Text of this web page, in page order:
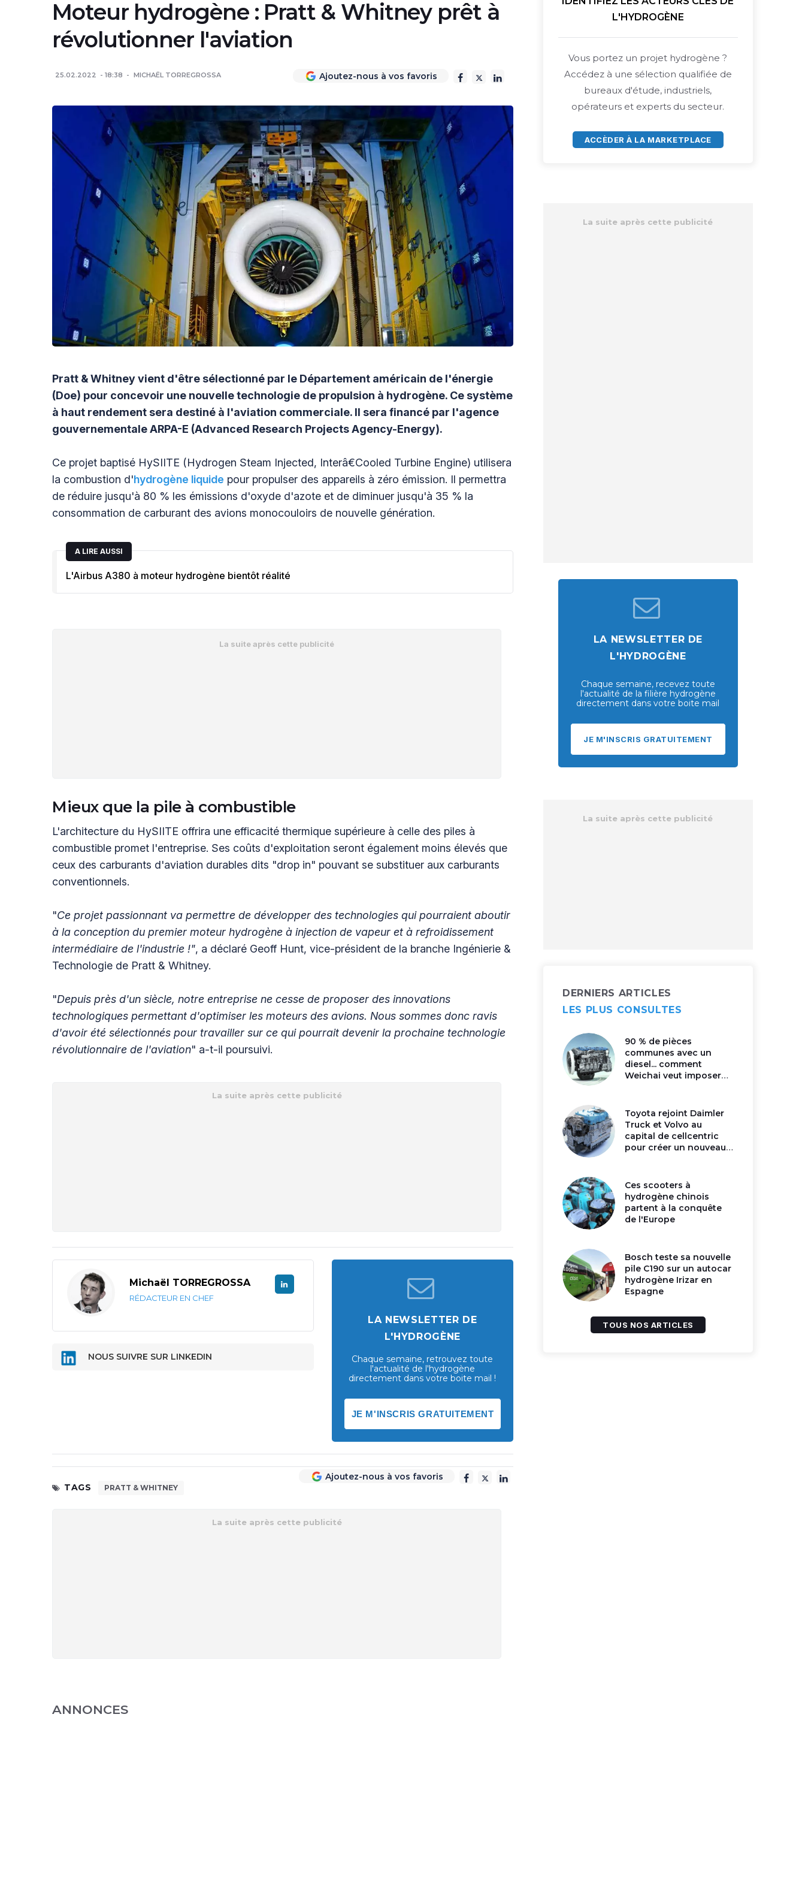
Moteur hydrogène : Pratt & Whitney prêt à
révolutionner l'aviation
25.02.2022 18:38 MICHAËL TORREGROSSA Ajoutez-nous à vos favoris
Pratt & Whitney vient d'être sélectionné par le Département américain de l'énergie
(Doe) pour concevoir une nouvelle technologie de propulsion à hydrogène. Ce système
à haut rendement sera destiné à l'aviation commerciale. Il sera financé par l'agence
gouvernementale ARPA-E (Advanced Research Projects Agency-Energy).
Ce projet baptisé HySIITE (Hydrogen Steam Injected, Interâ€Cooled Turbine Engine) utilisera
la combustion d'hydrogène liquide pour propulser des appareils à zéro émission. Il permettra
de réduire jusqu'à 80 % les émissions d'oxyde d'azote et de diminuer jusqu'à 35 % la
consommation de carburant des avions monocouloirs de nouvelle génération.
A LIRE AUSSI
L'Airbus A380 à moteur hydrogène bientôt réalité
Mieux que la pile à combustible
L'architecture du HySIITE offrira une efficacité thermique supérieure à celle des piles à
combustible promet l'entreprise. Ses coûts d'exploitation seront également moins élevés que
ceux des carburants d'aviation durables dits "drop in" pouvant se substituer aux carburants
conventionnels.
"Ce projet passionnant va permettre de développer des technologies qui pourraient aboutir
à la conception du premier moteur hydrogène à injection de vapeur et à refroidissement
intermédiaire de l'industrie !", a déclaré Geoff Hunt, vice-président de la branche Ingénierie &
Technologie de Pratt & Whitney.
"Depuis près d'un siècle, notre entreprise ne cesse de proposer des innovations
technologiques permettant d'optimiser les moteurs des avions. Nous sommes donc ravis
d'avoir été sélectionnés pour travailler sur ce qui pourrait devenir la prochaine technologie
révolutionnaire de l'aviation" a-t-il poursuivi.
Michaël TORREGROSSA
RÉDACTEUR EN CHEF
NOUS SUIVRE SUR LINKEDIN
LA NEWSLETTER DE
L'HYDROGÈNE
Chaque semaine, retrouvez toute
l'actualité de l'hydrogène
directement dans votre boite mail !
JE M'INSCRIS GRATUITEMENT
Ajoutez-nous à vos favoris
TAGS
PRATT & WHITNEY
L'HYDROGÈNE
Vous portez un projet hydrogène ?
Accédez à une sélection qualifiée de
bureaux d'étude, industriels,
opérateurs et experts du secteur.
ACCÈDER À LA MARKETPLACE
LA NEWSLETTER DE
L'HYDROGÈNE
Chaque semaine, recevez toute
l'actualité de la filière hydrogène
directement dans votre boite mail
JE M'INSCRIS GRATUITEMENT
DERNIERS ARTICLES
LES PLUS CONSULTES
90 % de pièces
communes avec un
diesel... comment
Weichai veut imposer
Toyota rejoint Daimler
Truck et Volvo au
capital de cellcentric
pour créer un nouveau
Ces scooters à
hydrogène chinois
partent à la conquête
de l'Europe
Bosch teste sa nouvelle
pile C190 sur un autocar
hydrogène Irizar en
Espagne
TOUS NOS ARTICLES
ANNONCES